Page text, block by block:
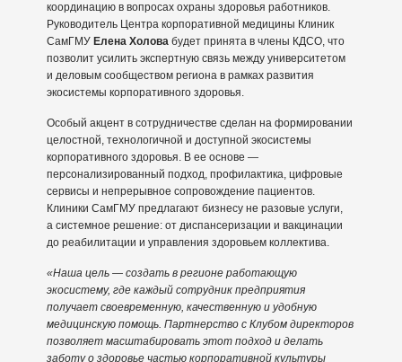
координацию в вопросах охраны здоровья работников.
Руководитель Центра корпоративной медицины Клиник
СамГМУ Елена Холовабудет принята в члены КДСО, что
позволит усилить экспертную связь между университетом
и деловым сообществом региона в рамках развития
экосистемы корпоративного здоровья.
Особый акцент в сотрудничестве сделан на формировании
целостной, технологичной и доступной экосистемы
корпоративного здоровья. В ее основе —
персонализированный подход, профилактика, цифровые
сервисы и непрерывное сопровождение пациентов.
Клиники СамГМУ предлагают бизнесу не разовые услуги,
а системное решение: от диспансеризации и вакцинации
до реабилитации и управления здоровьем коллектива.
«Наша цель — создать в регионе работающую
экосистему, где каждый сотрудник предприятия
получает своевременную, качественную и удобную
медицинскую помощь. Партнерство с Клубом директоров
позволяет масштабировать этот подход и делать
заботу о здоровье частью корпоративной культуры